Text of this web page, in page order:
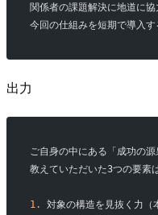
関係者の課題解決に地道に協
今回の仕組みを短期で導入
出力
ご自身の中にある「成功の
教えていただいた3つの要素
1.
対象の構造を見抜く力（